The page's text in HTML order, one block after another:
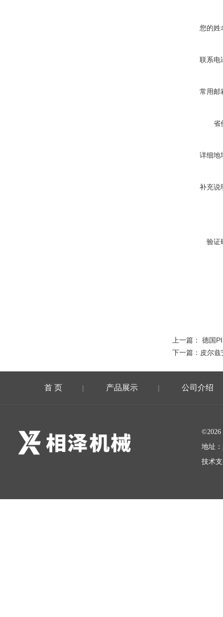
您的姓
联系电
常用邮
省
详细地
补充说
验证
上一篇： 德国
下一篇： 皮尔
首 页 | 产品展示 | 公司介绍
地址
技术